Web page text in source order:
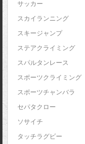
サッカー
スカイランニング
スキージャンプ
ステアクライミング
スパルタンレース
スポーツクライミング
スポーツチャンバラ
セパタクロー
ソサイチ
タッチラグビー